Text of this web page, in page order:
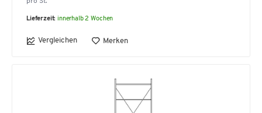
Lieferzeit: innerhalb 2 Wochen
Vergleichen Merken